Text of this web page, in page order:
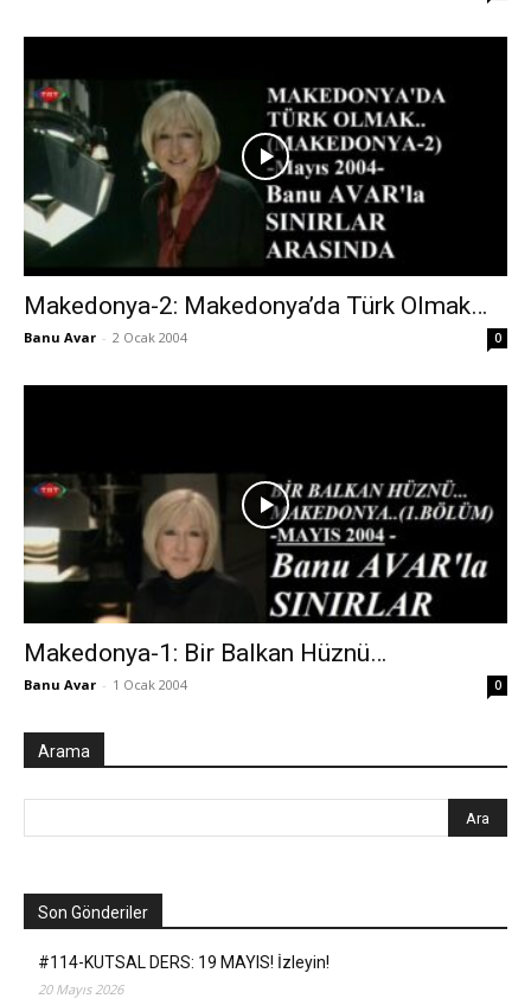
Makedonya-2: Makedonya’da Türk Olmak…
Banu Avar - 2 Ocak 2004 0
Makedonya-1: Bir Balkan Hüznü…
Banu Avar - 1 Ocak 2004 0
Arama
Son Gönderiler
#114-KUTSAL DERS: 19 MAYIS! İzleyin!
20 Mayıs 2026